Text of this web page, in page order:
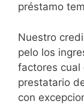
préstamo
Nuestro
pelo los
factores cual
prestatario
con